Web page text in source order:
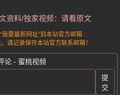
资料/独家视频：请看原文
要最新网址”到本站官方邮箱
请记录保存本站官方联系邮箱！
论 - 蜜桃视频
提
交